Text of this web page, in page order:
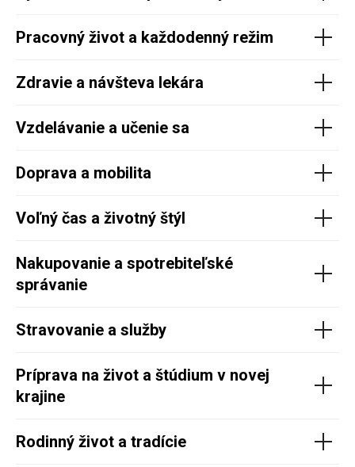
Pracovný život a každodenný režim
Zdravie a návšteva lekára
Vzdelávanie a učenie sa
Doprava a mobilita
Voľný čas a životný štýl
Nakupovanie a spotrebiteľské
správanie
Stravovanie a služby
Príprava na život a štúdium v novej
krajine
Rodinný život a tradície